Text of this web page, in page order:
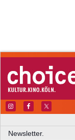
Newsletter.